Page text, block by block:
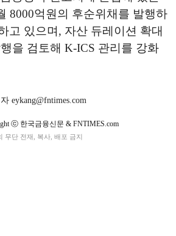
8000억원의 후순위채를 발행하
고 있으며, 자산 듀레이션 확대
을 검토해 K-ICS 관리를 강화
eykang@fntimes.com
ⓒ 한국금융신문 & FNTIMES.com
무단 전재, 복사, 배포 금지